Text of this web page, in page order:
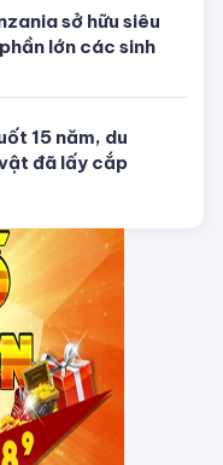
hôm nay
con giáp
tử vi 12 con giáp
2026: Tuổi Thân
nhẫn
đạo Thứ Sáu
Tử tràn đầy